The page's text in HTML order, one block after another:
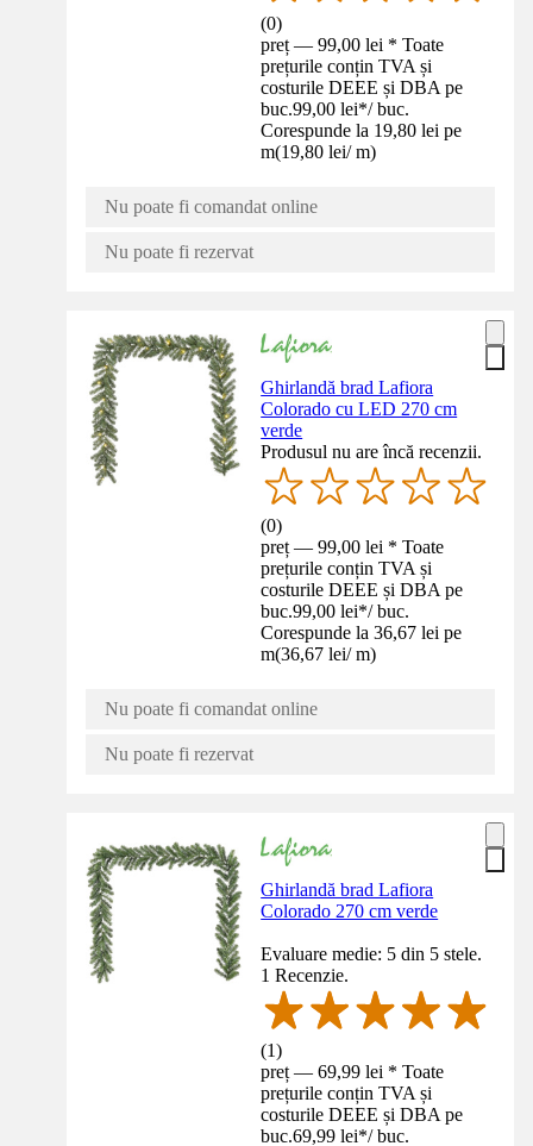
(0)
preț — 99,00 lei * Toate
prețurile conțin TVA și
costurile DEEE și DBA pe
buc.99,00 lei*/ buc.
Corespunde la 19,80 lei pe
m(19,80 lei/ m)
Nu poate fi comandat online
Nu poate fi rezervat
Ghirlandă brad Lafiora
Colorado cu LED 270 cm
verde
Produsul nu are încă recenzii.
(0)
preț — 99,00 lei * Toate
prețurile conțin TVA și
costurile DEEE și DBA pe
buc.99,00 lei*/ buc.
Corespunde la 36,67 lei pe
m(36,67 lei/ m)
Nu poate fi comandat online
Nu poate fi rezervat
Ghirlandă brad Lafiora
Colorado 270 cm verde
Evaluare medie: 5 din 5 stele.
1 Recenzie.
(1)
preț — 69,99 lei * Toate
prețurile conțin TVA și
costurile DEEE și DBA pe
buc.69,99 lei*/ buc.